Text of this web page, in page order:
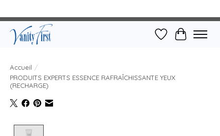
Liste dePanier
Accueil /
PRODUITS EXPERTS ESSENCE RAFRAÎCHISSANTE YEUX
(RECHARGE)